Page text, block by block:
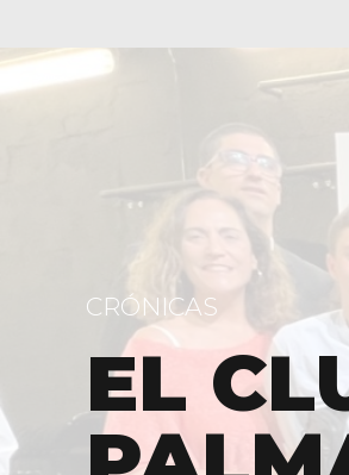
CRÓNICAS
EL